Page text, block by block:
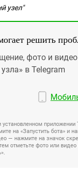
узел"
решить
фото и
в Telegram
установленном
на «Запустить бота» и
— нажмите на значок
отметьте фото или видео